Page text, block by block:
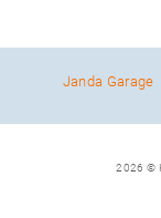
Janda Garage
2026 ©